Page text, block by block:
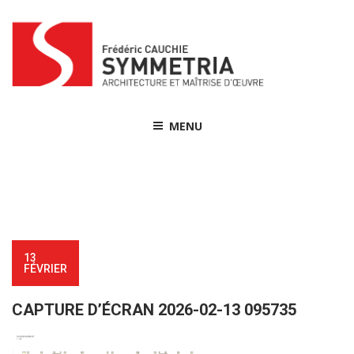
content
MENU
13
FÉVRIER
CAPTURE D’ÉCRAN 2026-02-13 095735